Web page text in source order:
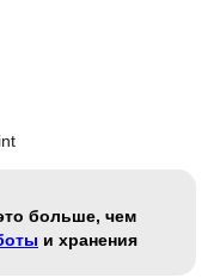
больше, чем
и хранения